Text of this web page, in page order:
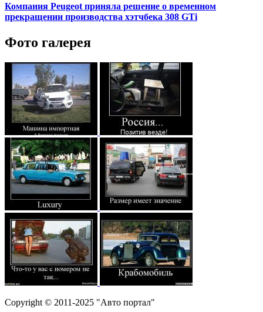
Компания Peugeot приняла решение о временном
прекращении производства хэтчбека 308 GTi
Фото галерея
Copyright © 2011-2025 "Авто портал"